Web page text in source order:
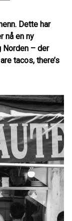
Dette har
nå en ny
– der
tacos, there’s